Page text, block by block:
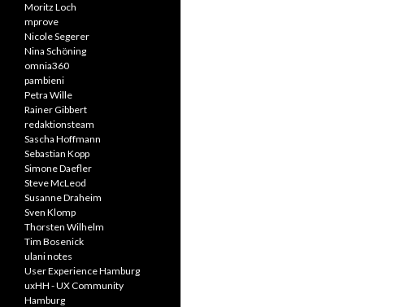
Moritz Loch
mprove
Nicole Segerer
Nina Schöning
omnia360
pambieni
Petra Wille
Rainer Gibbert
redaktionsteam
Sascha Hoffmann
Sebastian Kopp
Simone Daefler
Steve McLeod
Susanne Draheim
Sven Klomp
Thorsten Wilhelm
Tim Bosenick
ulani notes
User Experience Hamburg
uxHH - UX Community
Hamburg